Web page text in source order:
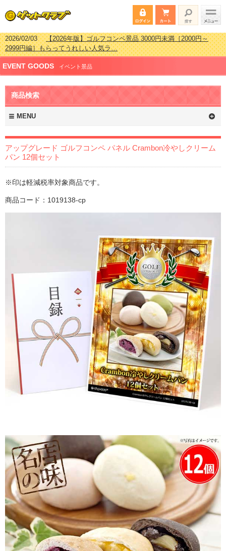
2026/02/03【2026年版】ゴルフコンペ景品 3000円未満［2000円～
2999円編］もらってうれしい人気ラ…
2026/07/15【2026年版】ビンゴゲーム景品おすすめ金額別人気ランキ
ング 更新しました！
2026/04/03【2026年版】ゴルフコンペ景品 3000円未満［2000円～
2999円編］もらってうれしい人気ラ…
2026/02/16
新しました！
EVENT GOODS イベント景品
商品検索
MENU
アップグレード ゴルフコンペ パネル Crambon冷やしクリーム
パン 12個セット
※印は軽減税率対象商品です。
商品コード：1019138-cp